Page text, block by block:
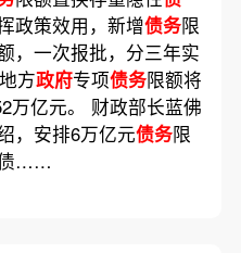
政策效用，新增债务限
，一次报批，分三年实
方政府专项债务限额将
万亿元。 财政部长蓝佛
，安排6万亿元债务限
债……